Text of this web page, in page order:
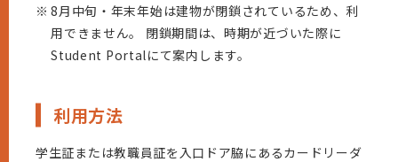
※ 8月中旬・年末年始は建物が閉鎖されているため、利
用できません。 閉鎖期間は、時期が近づいた際に
Student Portalにて案内します。
利用方法
学生証または教職員証を入口ドア脇にあるカードリーダ